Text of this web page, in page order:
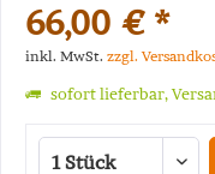
66,00 € *
inkl. MwSt. zzgl.
sofort lieferbar,